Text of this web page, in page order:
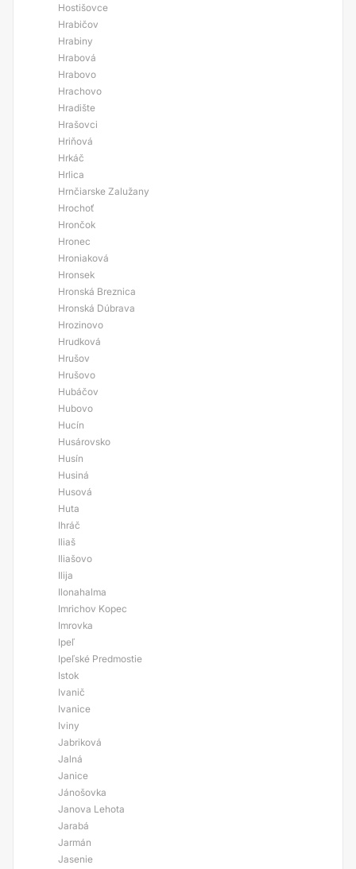
Hostišovce
Hrabičov
Hrabiny
Hrabová
Hrabovo
Hrachovo
Hradište
Hrašovci
Hriňová
Hrkáč
Hrlica
Hrnčiarske Zalužany
Hrochoť
Hrončok
Hronec
Hroniaková
Hronsek
Hronská Breznica
Hronská Dúbrava
Hrozinovo
Hrudková
Hrušov
Hrušovo
Hubáčov
Hubovo
Hucín
Husárovsko
Husín
Husiná
Husová
Huta
Ihráč
Iliaš
Iliašovo
Ilija
Ilonahalma
Imrichov Kopec
Imrovka
Ipeľ
Ipeľské Predmostie
Istok
Ivanič
Ivanice
Iviny
Jabriková
Jalná
Janice
Jánošovka
Janova Lehota
Jarabá
Jarmán
Jasenie